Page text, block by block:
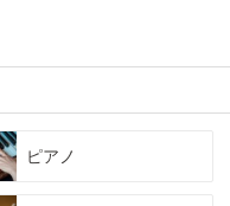
ピアノ